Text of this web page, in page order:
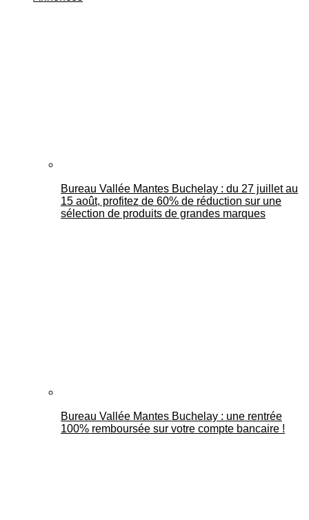
Bureau Vallée Mantes Buchelay : du 27 juillet au
15 août, profitez de 60% de réduction sur une
sélection de produits de grandes marques
Bureau Vallée Mantes Buchelay : une rentrée
100% remboursée sur votre compte bancaire !